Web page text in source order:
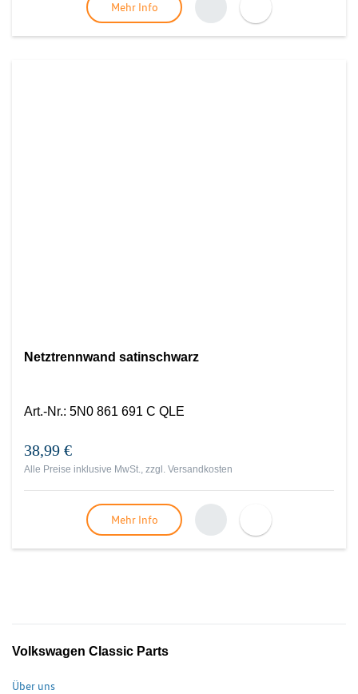
Mehr Info
Netztrennwand satinschwarz
Art.-Nr.: 5N0 861 691 C QLE
38,99 €
Alle Preise inklusive MwSt., zzgl. Versandkosten
Mehr Info
Volkswagen Classic Parts
Über uns